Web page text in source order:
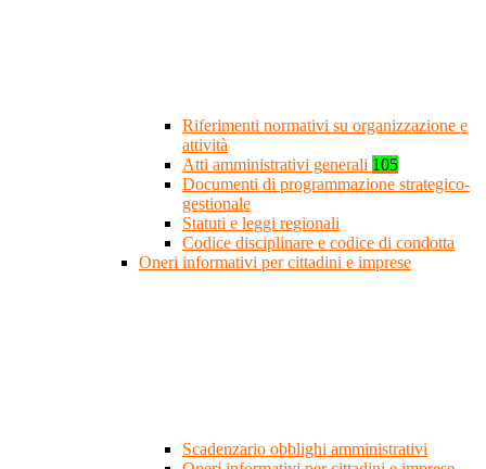
Riferimenti normativi su organizzazione e
attività
Atti amministrativi generali 105
Documenti di programmazione strategico-
gestionale
Statuti e leggi regionali
Codice disciplinare e codice di condotta
Oneri informativi per cittadini e imprese
Scadenzario obblighi amministrativi